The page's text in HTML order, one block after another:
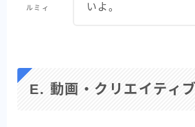
ルミィ
いよ。
E. 動画・クリエイティブ